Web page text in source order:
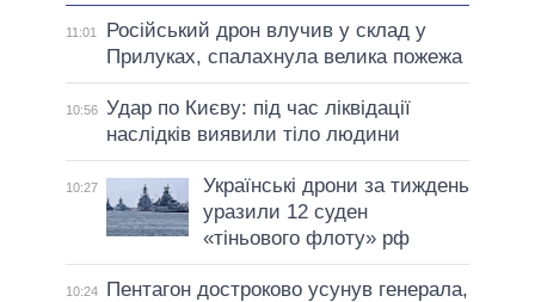
11:01
Російський дрон влучив у склад у
Прилуках, спалахнула велика пожежа
10:56 Удар по Києву: під час ліквідації
наслідків виявили тіло людини
10:27
Українські дрони за тиждень
уразили 12 суден
«тіньового флоту» рф
10:24
Пентагон достроково усунув генерала,